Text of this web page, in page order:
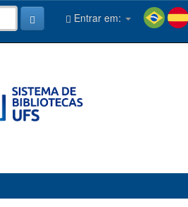
Entrar em: